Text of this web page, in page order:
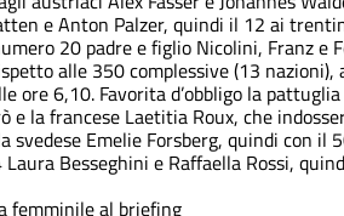
e Anton Palzer, quindi il 12 ai
20 padre e figlio Nicolini, Franz e
alle 350 complessive (13
ore 6,10. Favorita d’obbligo la
e la francese Laetitia Roux, che
svedese Emelie Forsberg, quindi con il
Besseghini e Raffaella Rossi,